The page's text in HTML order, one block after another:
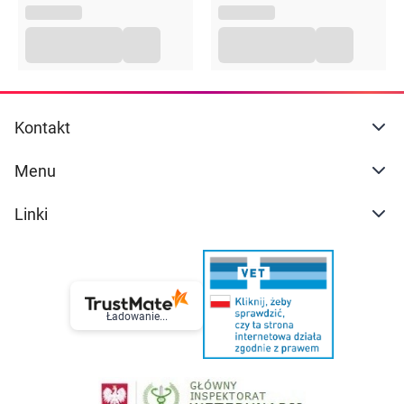
Kontakt
Menu
Linki
Ładowanie...